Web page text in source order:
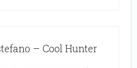
– Cool Hunter